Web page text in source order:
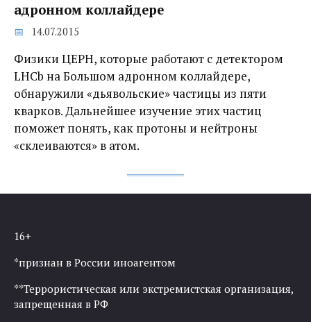
адронном коллайдере
14.07.2015
Физики ЦЕРН, которые работают с детектором
LHCb на Большом адронном коллайдере,
обнаружили «дьявольские» частицы из пяти
кварков. Дальнейшее изучение этих частиц
поможет понять, как протоны и нейтроны
«склеиваются» в атом.
16+
*признан в России иноагентом
**Террористическая или экстремистская организация,
запрещенная в РФ